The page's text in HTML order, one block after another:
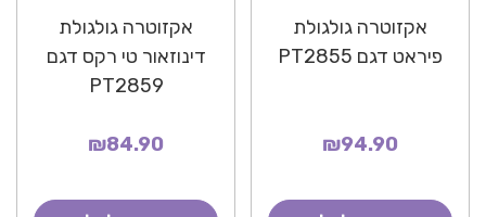
אקזוטרה גולגולת
פיראט דגם PT2855
₪94.90
אקזוטרה גולגולת
דינוזאור טי רקס דגם
PT2859
₪84.90